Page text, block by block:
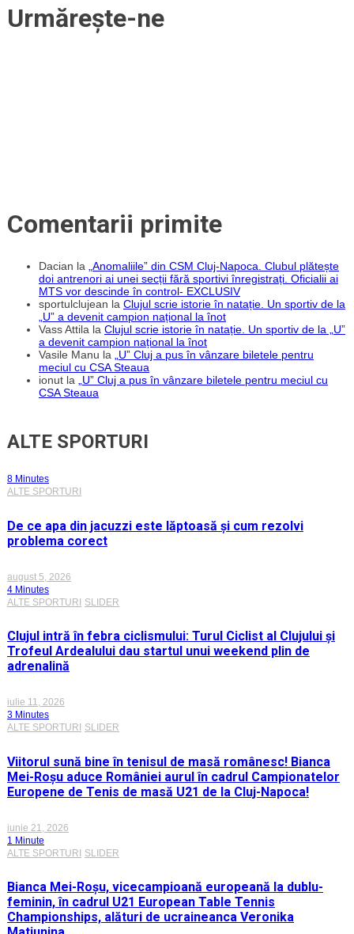
Urmărește-ne
Comentarii primite
Dacian la „Anomaliile” din CSM Cluj-Napoca. Clubul plătește
doi antrenori ai unei secții fără sportivi înregistrați. Oficialii ai
MTS vor descinde în control- EXCLUSIV
sportulclujean la Clujul scrie istorie în natație. Un sportiv de la
„U” a devenit campion național la înot
Vass Attila la Clujul scrie istorie în natație. Un sportiv de la „U”
a devenit campion național la înot
Vasile Manu la „U” Cluj a pus în vânzare biletele pentru
meciul cu CSA Steaua
ionut la „U” Cluj a pus în vânzare biletele pentru meciul cu
CSA Steaua
ALTE SPORTURI
8 Minutes
ALTE SPORTURI
De ce apa din jacuzzi este lăptoasă și cum rezolvi
problema corect
august 5, 2026
4 Minutes
ALTE SPORTURI SLIDER
Clujul intră în febra ciclismului: Turul Ciclist al Clujului și
Trofeul Ardealului dau startul unui weekend plin de
adrenalină
iulie 11, 2026
3 Minutes
ALTE SPORTURI
SLIDER
Viitorul sună bine în tenisul de masă românesc! Bianca
Mei-Roșu aduce României aurul în cadrul Campionatelor
Europene de Tenis de masă U21 de la Cluj-Napoca!
iunie 21, 2026
1 Minute
ALTE SPORTURI SLIDER
Bianca Mei-Roșu, vicecampioană europeană la dublu-
feminin, în cadrul U21 European Table Tennis
Championships, alături de ucraineanca Veronika